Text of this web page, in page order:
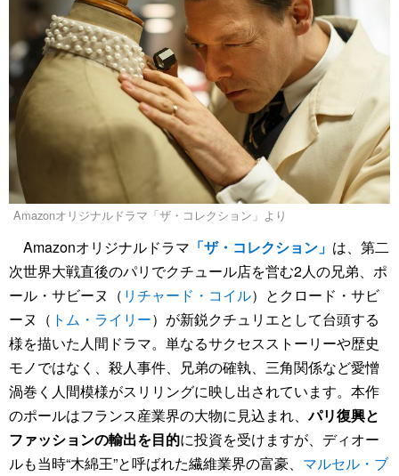
Amazonオリジナルドラマ「ザ・コレクション」より
Amazonオリジナルドラマ 「ザ・コレクション」 は、第二
次世界大戦直後のパリでクチュール店を営む2人の兄弟、ポ
ール・サビーヌ（ リチャード・コイル）とクロード・サビ
ーヌ（ トム・ライリー）が新鋭クチュリエとして台頭する
様を描いた人間ドラマ。単なるサクセスストーリーや歴史
モノではなく、殺人事件、兄弟の確執、三角関係など愛憎
渦巻く人間模様がスリリングに映し出されています。本作
のポールはフランス産業界の大物に見込まれ、パリ復興と
ファッションの輸出を目的に投資を受けますが、ディオー
ルも当時“木綿王”と呼ばれた繊維業界の富豪、 マルセル・ブ